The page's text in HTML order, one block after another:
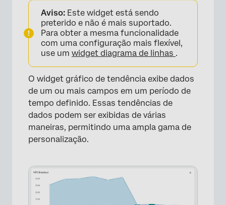
Perguntas frequentes
Aviso: Este widget está sendo
preterido e não é mais suportado.
Para obter a mesma funcionalidade
com uma configuração mais flexível,
use um widget diagrama de linhas .
O widget gráfico de tendência exibe dados
de um ou mais campos em um período de
tempo definido. Essas tendências de
dados podem ser exibidas de várias
maneiras, permitindo uma ampla gama de
personalização.